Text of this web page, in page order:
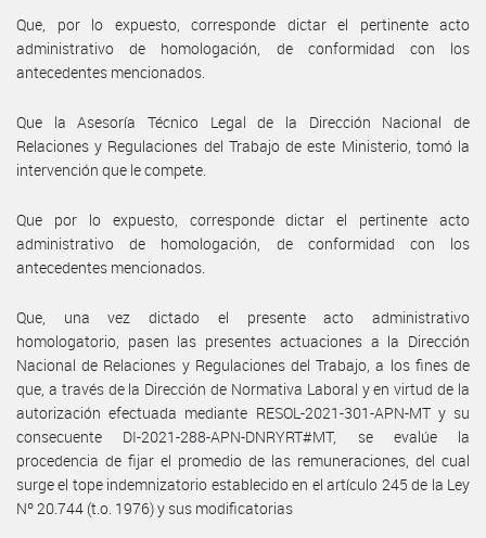
Que, por lo expuesto, corresponde dictar el pertinente acto
administrativo de homologación, de conformidad con los
antecedentes mencionados.
Que la Asesoría Técnico Legal de la Dirección Nacional de
Relaciones y Regulaciones del Trabajo de este Ministerio, tomó la
intervención que le compete.
Que por lo expuesto, corresponde dictar el pertinente acto
administrativo de homologación, de conformidad con los
antecedentes mencionados.
Que, una vez dictado el presente acto administrativo
homologatorio, pasen las presentes actuaciones a la Dirección
Nacional de Relaciones y Regulaciones del Trabajo, a los fines de
que, a través de la Dirección de Normativa Laboral y en virtud de la
autorización efectuada mediante RESOL-2021-301-APN-MT y su
consecuente DI-2021-288-APN-DNRYRT#MT, se evalúe la
procedencia de fijar el promedio de las remuneraciones, del cual
surge el tope indemnizatorio establecido en el artículo 245 de la Ley
Nº 20.744 (t.o. 1976) y sus modificatorias